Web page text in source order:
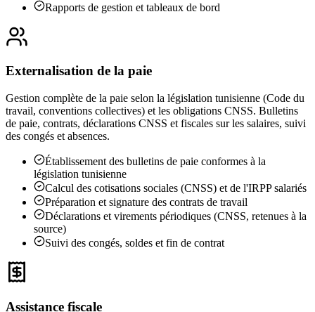
Rapports de gestion et tableaux de bord
Externalisation de la paie
Gestion complète de la paie selon la législation tunisienne (Code du
travail, conventions collectives) et les obligations CNSS. Bulletins
de paie, contrats, déclarations CNSS et fiscales sur les salaires, suivi
des congés et absences.
Établissement des bulletins de paie conformes à la
législation tunisienne
Calcul des cotisations sociales (CNSS) et de l'IRPP salariés
Préparation et signature des contrats de travail
Déclarations et virements périodiques (CNSS, retenues à la
source)
Suivi des congés, soldes et fin de contrat
Assistance fiscale